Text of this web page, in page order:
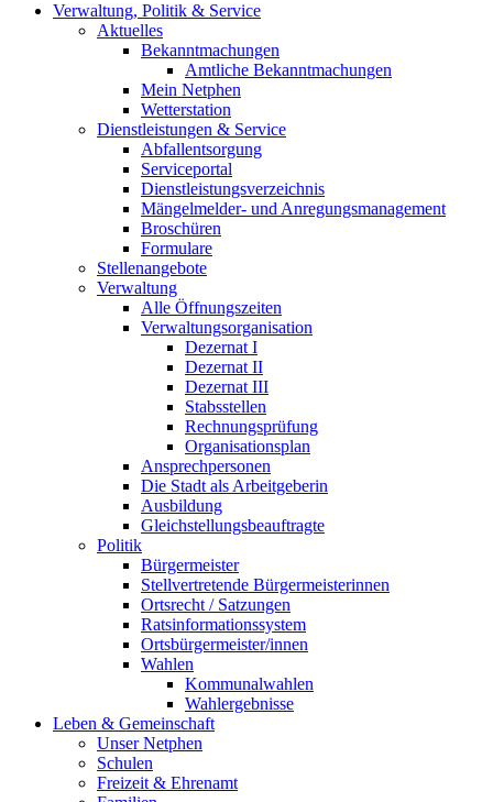
Verwaltung, Politik & Service
Aktuelles
Bekanntmachungen
Amtliche Bekanntmachungen
Mein Netphen
Wetterstation
Dienstleistungen & Service
Abfallentsorgung
Serviceportal
Dienstleistungsverzeichnis
Mängelmelder- und Anregungsmanagement
Broschüren
Formulare
Stellenangebote
Verwaltung
Alle Öffnungszeiten
Verwaltungsorganisation
Dezernat I
Dezernat II
Dezernat III
Stabsstellen
Rechnungsprüfung
Organisationsplan
Ansprechpersonen
Die Stadt als Arbeitgeberin
Ausbildung
Gleichstellungsbeauftragte
Politik
Bürgermeister
Stellvertretende Bürgermeisterinnen
Ortsrecht / Satzungen
Ratsinformationssystem
Ortsbürgermeister/innen
Wahlen
Kommunalwahlen
Wahlergebnisse
Leben & Gemeinschaft
Unser Netphen
Schulen
Freizeit & Ehrenamt